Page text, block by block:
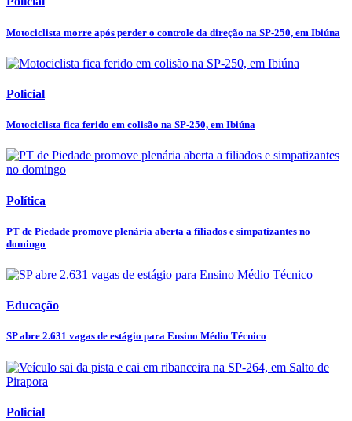
Motociclista morre após perder o controle da direção na SP-250, em Ibiúna
Policial
Motociclista fica ferido em colisão na SP-250, em Ibiúna
Política
PT de Piedade promove plenária aberta a filiados e simpatizantes no
domingo
Educação
SP abre 2.631 vagas de estágio para Ensino Médio Técnico
Policial